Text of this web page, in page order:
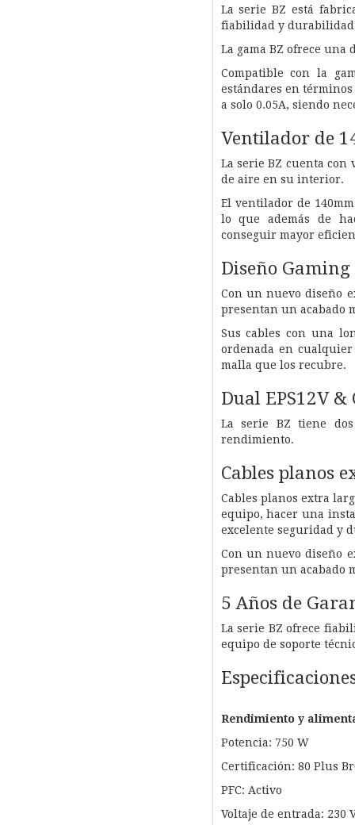
La serie BZ está
fiabilidad y durabilidad
La gama BZ ofrece
Compatible con la
estándares en
a solo 0.05A, siendo
Ventilador de
La serie BZ cuenta
de aire en su interior.
El ventilador de
lo que además de
conseguir mayor
Diseño Gaming
Con un nuevo diseño
presentan un acabado
Sus cables con una
ordenada en
malla que los recubre.
Dual EPS12V &
La serie BZ tiene
rendimiento.
Cables planos
Cables planos extra
equipo, hacer una
excelente seguridad y
Con un nuevo diseño
presentan un acabado
5 Años de
La serie BZ ofrece
equipo de soporte
Rendimiento y
Potencia: 750 W
Certificación: 80 Plus
PFC: Activo
Voltaje de entrada: 230